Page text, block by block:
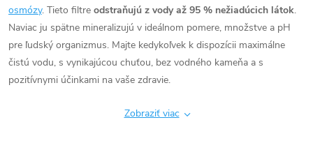
osmózy. Tieto filtre odstraňujú z vody až 95 % nežiadúcich látok.
Naviac ju spätne mineralizujú v ideálnom pomere, množstve a pH
pre ľudský organizmus. Majte kedykoľvek k dispozícii maximálne
čistú vodu, s vynikajúcou chuťou, bez vodného kameňa a s
pozitívnymi účinkami na vaše zdravie.
Zobraziť viac